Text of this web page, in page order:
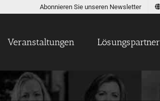
Abonnieren Sie unseren Newsletter
Veranstaltungen Lösungspartner